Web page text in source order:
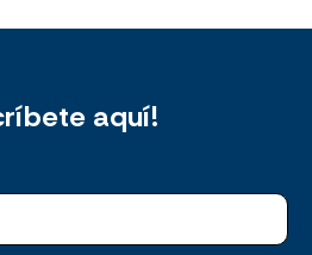
aquí!